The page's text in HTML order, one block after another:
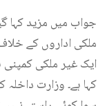
جواب میں مزید کہا
ملکی اداروں کے
ایک غیر ملکی کمپنی
کہا ہے۔ وزارت